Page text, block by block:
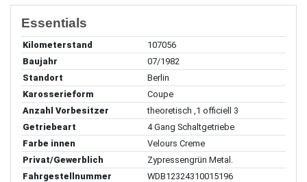
Essentials
Kilometerstand
107056
Baujahr
07/1982
Standort
Berlin
Karosserieform
Coupe
Anzahl Vorbesitzer
theoretisch ,1 officiell 3
Getriebeart
4 Gang Schaltgetriebe
Farbe innen
Velours Creme
Privat/Gewerblich
Zypressengrün Metal.
Fahrgestellnummer
WDB12324310015196